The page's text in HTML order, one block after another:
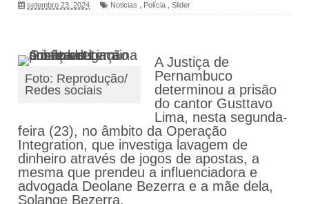
setembro 23, 2024 Noticias Polícia Slider
Foto: Reprodução/
Redes sociais
A Justiça de
Pernambuco
determinou a prisão
do cantor Gusttavo
Lima, nesta segunda-
feira (23), no âmbito da Operação
Integration, que investiga lavagem de
dinheiro através de jogos de apostas, a
mesma que prendeu a influenciadora e
advogada Deolane Bezerra e a mãe dela,
Solange Bezerra.